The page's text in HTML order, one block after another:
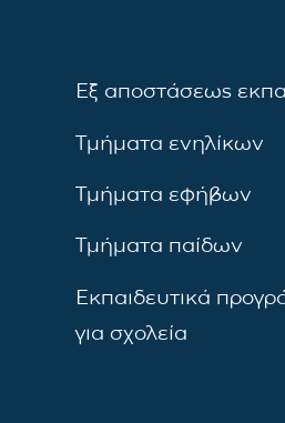
Εξ αποστάσεως
Τμήματα ενηλίκων
Τμήματα εφήβων
Τμήματα παίδων
Εκπαιδευτικά
για σχολεία